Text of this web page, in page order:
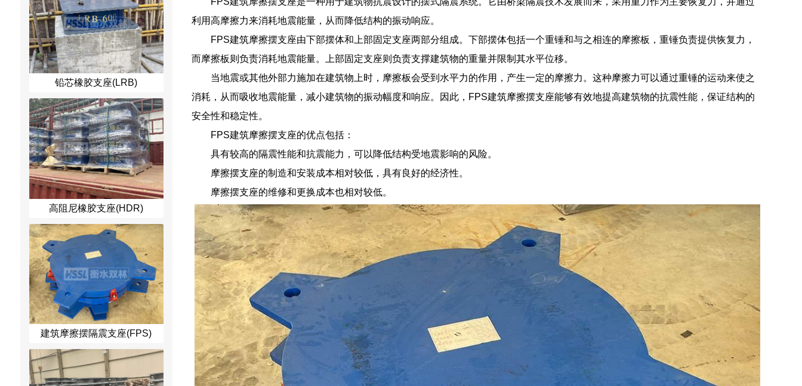
铅芯橡胶支座(LRB)
高阻尼橡胶支座(HDR)
建筑摩擦摆隔震支座(FPS)
利用高摩擦力来消耗地震能量，从而降低结构的振动响应。
FPS建筑摩擦摆支座由下部摆体和上部固定支座两部分组成。下部摆体包括一个重锤和与之相连的摩擦板，重锤负责提供恢复力，
而摩擦板则负责消耗地震能量。上部固定支座则负责支撑建筑物的重量并限制其水平位移。
当地震或其他外部力施加在建筑物上时，摩擦板会受到水平力的作用，产生一定的摩擦力。这种摩擦力可以通过重锤的运动来使之
消耗，从而吸收地震能量，减小建筑物的振动幅度和响应。因此，FPS建筑摩擦摆支座能够有效地提高建筑物的抗震性能，保证结构的
安全性和稳定性。
FPS建筑摩擦摆支座的优点包括：
具有较高的隔震性能和抗震能力，可以降低结构受地震影响的风险。
摩擦摆支座的制造和安装成本相对较低，具有良好的经济性。
摩擦摆支座的维修和更换成本也相对较低。